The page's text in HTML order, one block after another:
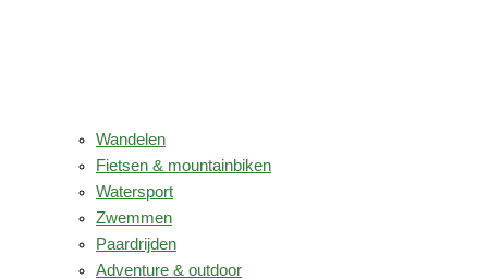
Wandelen
Fietsen & mountainbiken
Watersport
Zwemmen
Paardrijden
Adventure & outdoor